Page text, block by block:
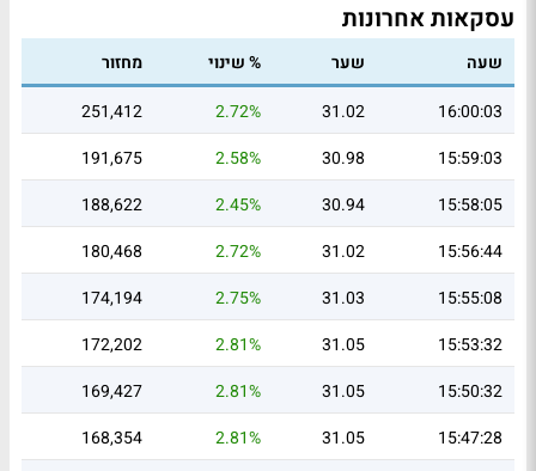
עסקאות אחרונות
שעה שער % שינוי
מחזור
16:00:03
31.02
2.72%
251,412
15:59:03
30.98
2.58%
191,675
15:58:05
30.94
2.45%
188,622
15:56:44
31.02
2.72%
180,468
15:55:08
31.03
2.75%
174,194
15:53:32
31.05
2.81%
172,202
15:50:32
31.05
2.81%
169,427
15:47:28
31.05
2.81%
168,354